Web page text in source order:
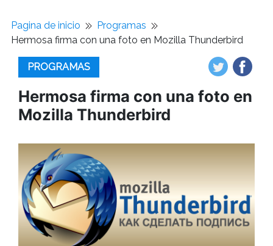
Pagina de inicio
Programas
Hermosa firma con una foto en Mozilla Thunderbird
PROGRAMAS
Hermosa firma con una foto en
Mozilla Thunderbird